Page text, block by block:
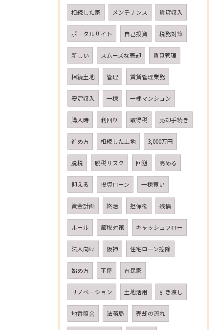
相続した家 メンテナンス 賃貸収入
ポータルサイト 自己投資 税務対策
新しい スムーズな売却 賃貸管理
相続土地 管理 賃貸管理業務
安定収入 一棟 一棟マンション
購入時 利回り 取得税 売却手続き
進め方 相続した土地 3,000万円
脱税 脱税リスク 回避 高める
抑える 投資ローン 一棟買い
資金計画 終活 担保権 残債
ルール 節税対策 キャッシュフロー
法人向け 阪神 住宅ローン控除
始め方 平屋 古民家
リノベ―ション 土地活用 引き渡し
地番照会 法務局 売却の流れ